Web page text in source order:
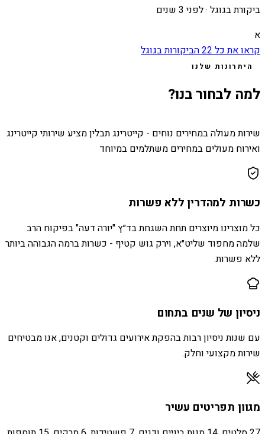
ביקורת בגוגל ·לפני 3 שנים
א
קראו את כל 22הביקורות בגוגל
היתרונות שלנו
למה לבחור בנו?
שירות מעולה במחירים נוחים - קייטרינג תבלין מציע שירותי קייטרינג
ואירוח מעולים במחירים משתלמים במיוחד
כשרות למהדרין ללא פשרות
כל מוצרינו מיוצרים תחת השגחת בד״ץ "יורה דעה" בפיקוח הרב
שלמה מחפוד שליט״א, וירק גוש קטיף - כשרות ברמה הגבוהה ביותר
ללא פשרות.
ניסיון של שנים בתחום
עם שנות ניסיון רבות בהפקת אירועים גדולים וקטנים, אנו מבטיחים
שירות מקצועי וחלק.
מגוון תפריטים עשיר